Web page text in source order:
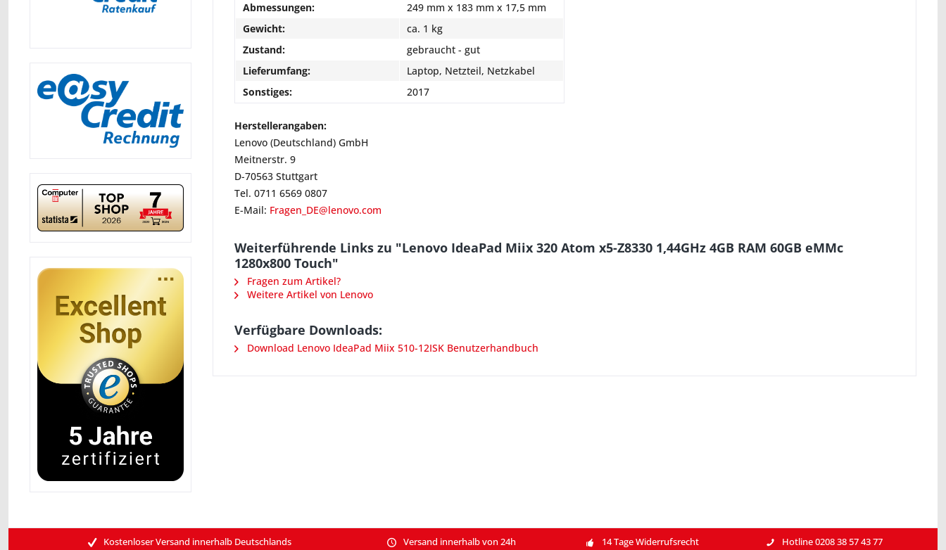
Abmessungen:
249 mm x 183 mm x 17,5 mm
Gewicht:
ca. 1 kg
Zustand:
gebraucht - gut
Lieferumfang:
Laptop, Netzteil, Netzkabel
Sonstiges:
2017
Herstellerangaben:
Lenovo (Deutschland) GmbH
Meitnerstr. 9
D-70563 Stuttgart
Tel. 0711 6569 0807
E-Mail: Fragen_DE@lenovo.com
Weiterführende Links zu "Lenovo IdeaPad Miix 320 Atom x5-Z8330 1,44GHz 4GB RAM 60GB eMMc
1280x800 Touch"
Fragen zum Artikel?
Weitere Artikel von Lenovo
Verfügbare Downloads:
Download Lenovo IdeaPad Miix 510-12ISK Benutzerhandbuch
Kostenloser Versand innerhalb Deutschlands Versand innerhalb von 24h 14 Tage Widerrufsrecht Hotline 0208 38 57 43 77